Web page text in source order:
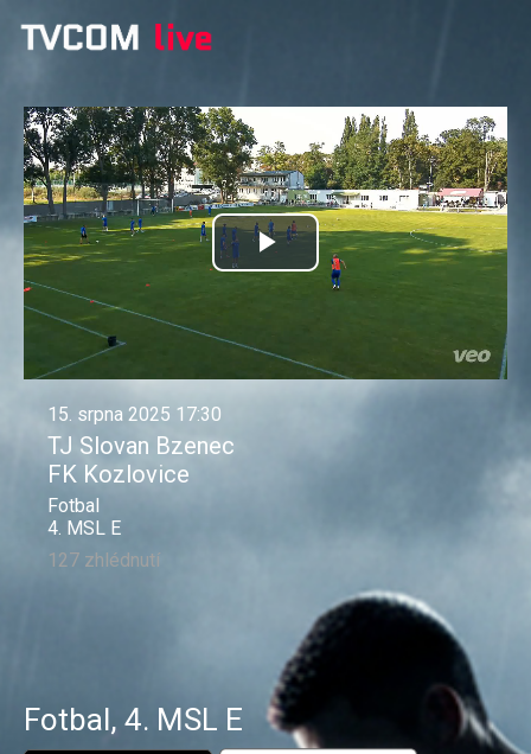
Přehrát
15. srpna 2025 17:30
TJ Slovan Bzenec
FK Kozlovice
Fotbal
4. MSL E
127 zhlédnutí
Fotbal, 4. MSL E